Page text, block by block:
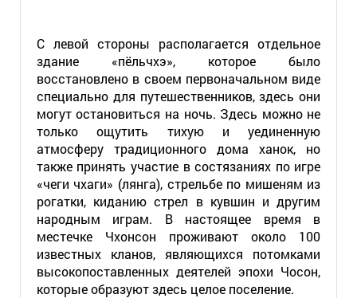
С левой стороны располагается отдельное
здание «пёльчхэ», которое было
восстановлено в своем первоначальном виде
специально для путешественников, здесь они
могут остановиться на ночь. Здесь можно не
только ощутить тихую и уединенную
атмосферу традиционного дома ханок, но
также принять участие в состязаниях по игре
«чеги чхаги» (лянга), стрельбе по мишеням из
рогатки, киданию стрел в кувшин и другим
народным играм. В настоящее время в
местечке Чхонсон проживают около 100
известных кланов, являющихся потомками
высокопоставленных деятелей эпохи Чосон,
которые образуют здесь целое поселение.